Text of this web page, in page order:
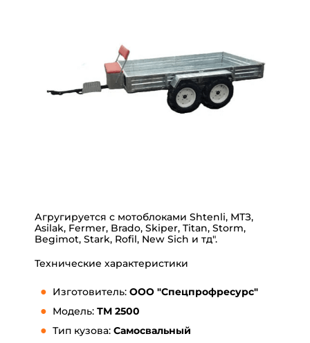
Агругируется с мотоблоками Shtenli, МТЗ,
Asilak, Fermer, Brado, Skiper, Titan, Storm,
Begimot, Stark, Rofil, New Sich и тд".
Технические характеристики
Изготовитель: ООО "Спецпрофресурс"
Модель: ТМ 2500
Тип кузова: Самосвальный